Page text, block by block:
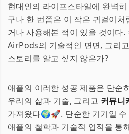
현대인의 라이프스타일에 완벽
구나 한 번쯤은 이 작은 귀걸이
거나 사용해본 적이 있을 것이다.
AirPods의 기술적인 면면, 그리
스토리를 알고 싶지 않은가?
애플의 이러한 성공 제품은 단순
우리의 삶과 기술, 그리고 커뮤니
가져왔다🌍🚀. 단순한 기기일 수
애플의 철학과 기술적 업적을 통